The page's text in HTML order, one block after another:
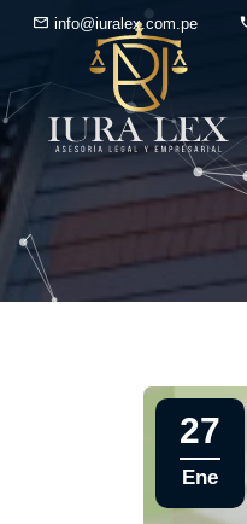
info@iuralex.com.pe
27
Ene